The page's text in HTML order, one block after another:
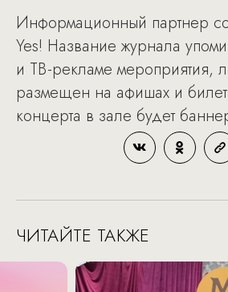
Информационный партнер
Yes! Название журнала
и ТВ-рекламе мероприятия,
размещен на афишах и
концерта в зале будет
ЧИТАЙТЕ ТАКЖЕ